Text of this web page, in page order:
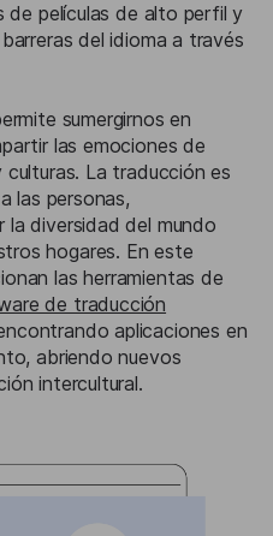
de películas de alto perfil y
del idioma a través
sumergirnos en
las emociones de
La traducción es
las personas,
la diversidad del mundo
hogares. En este
las herramientas de
de traducción
aplicaciones en
abriendo nuevos
intercultural.